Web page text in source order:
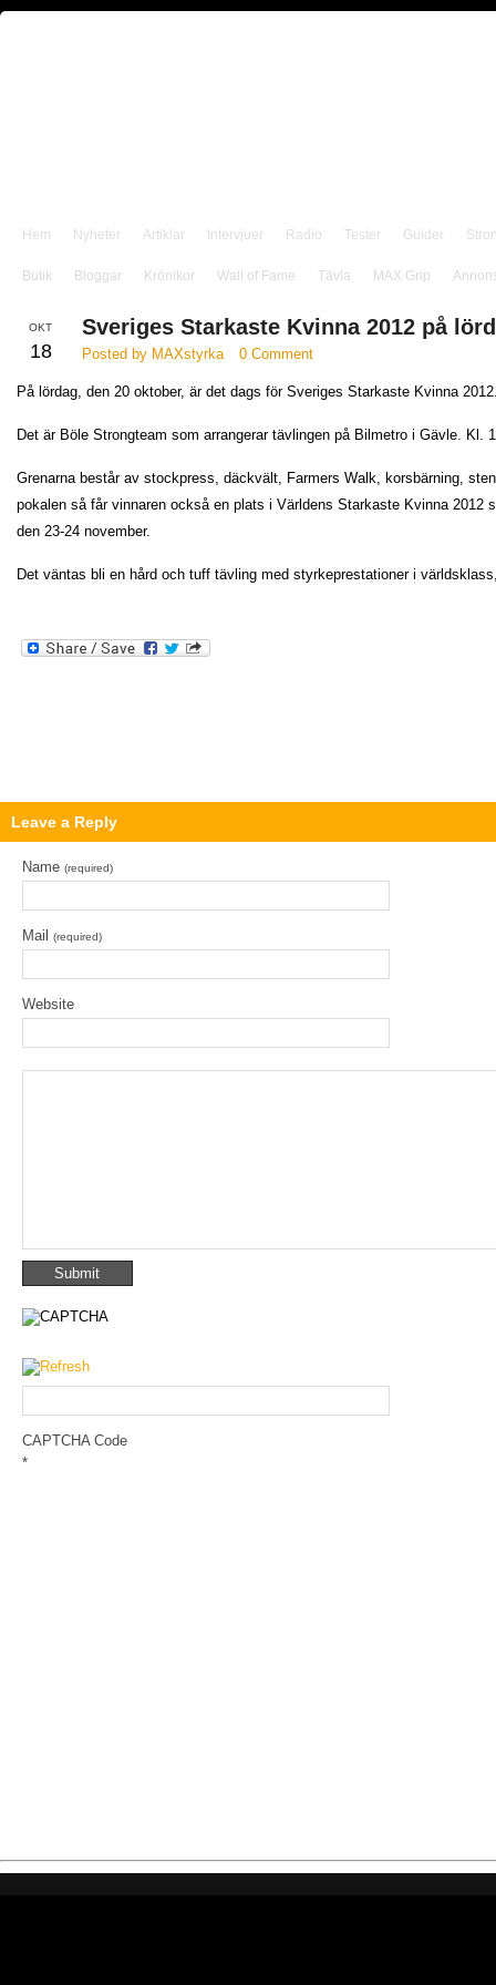
Hem Nyheter Artiklar Intervjuer Radio Tester Guider
Butik Bloggar Krönikor Wall of Fame Tävla MAX Grip
OKT
18
Sveriges Starkaste Kvinna 2012 på
Posted by MAXstyrka 0 Comment
På lördag, den 20 oktober, är det dags för Sveriges Starkaste Kvinna
Det är Böle Strongteam som arrangerar tävlingen på Bilmetro i Gävle. Kl.
Grenarna består av stockpress, däckvält, Farmers Walk, korsbärning,
pokalen så får vinnaren också en plats i Världens Starkaste Kvinna 2012
den 23-24 november.
Det väntas bli en hård och tuff tävling med styrkeprestationer i
Leave a Reply
Name (required)
Mail (required)
Website
CAPTCHA Code
*